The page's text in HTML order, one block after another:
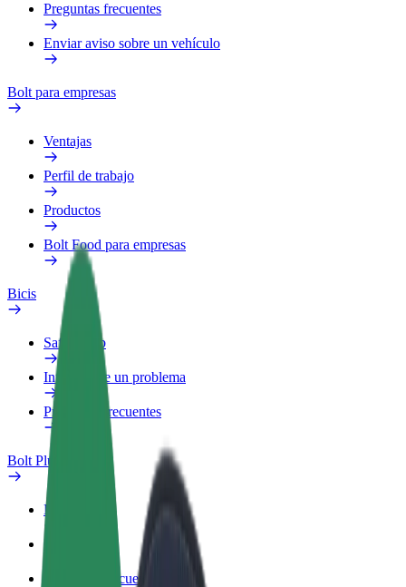
Preguntas frecuentes
Enviar aviso sobre un vehículo
Bolt para empresas
Ventajas
Perfil de trabajo
Productos
Bolt Food para empresas
Bicis
Safety Lab
Informar de un problema
Preguntas frecuentes
Bolt Plus
Beneficios
Cómo unirse
Preguntas frecuentes